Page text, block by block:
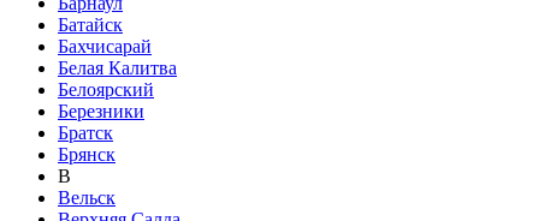
Батайск
Бахчисарай
Белая Калитва
Белоярский
Березники
Братск
Брянск
В
Вельск